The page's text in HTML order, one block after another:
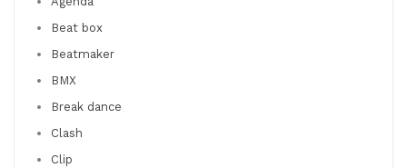
Beat box
Beatmaker
BMX
Break dance
Clash
Clip